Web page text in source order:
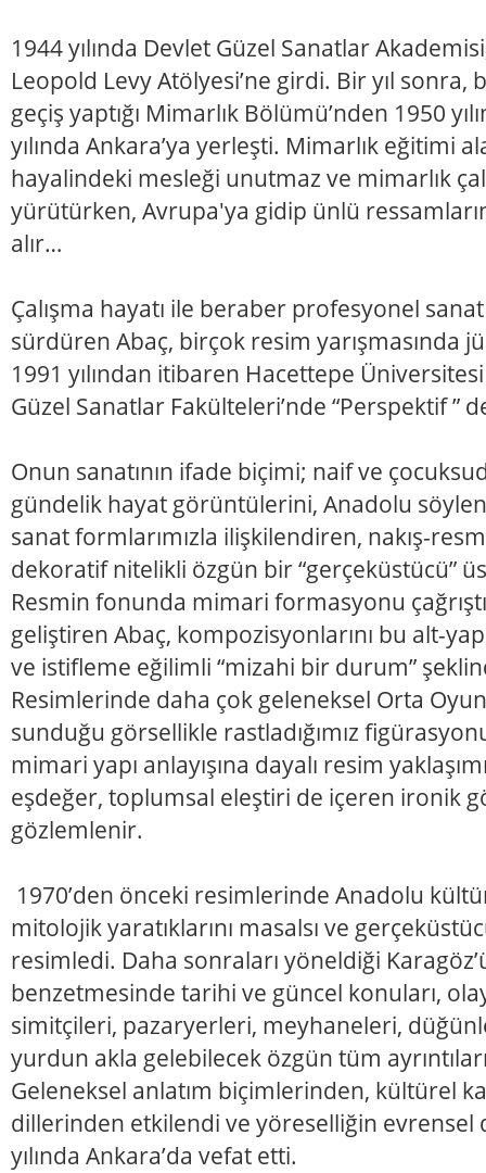
1944 yılında Devlet Güzel Sanatlar
Leopold Levy Atölyesi’ne girdi. Bir yıl sonra,
geçiş yaptığı Mimarlık Bölümü’nden 1950
yılında Ankara’ya yerleşti. Mimarlık eğitimi
hayalindeki mesleği unutmaz ve mimarlık
yürütürken, Avrupa'ya gidip ünlü
alır…
Çalışma hayatı ile beraber profesyonel
sürdüren Abaç, birçok resim yarışmasında
1991 yılından itibaren Hacettepe
Güzel Sanatlar Fakülteleri’nde “Perspektif ”
Onun sanatının ifade biçimi; naif ve
gündelik hayat görüntülerini, Anadolu
sanat formlarımızla ilişkilendiren, nakış-
dekoratif nitelikli özgün bir “gerçeküstücü”
Resmin fonunda mimari formasyonu
geliştiren Abaç, kompozisyonlarını bu alt-
ve istifleme eğilimli “mizahi bir durum”
Resimlerinde daha çok geleneksel Orta
sunduğu görsellikle rastladığımız
mimari yapı anlayışına dayalı resim
eşdeğer, toplumsal eleştiri de içeren ironik
gözlemlenir.
1970’den önceki resimlerinde Anadolu
mitolojik yaratıklarını masalsı ve
resimledi. Daha sonraları yöneldiği
benzetmesinde tarihi ve güncel konuları,
simitçileri, pazaryerleri, meyhaneleri,
yurdun akla gelebilecek özgün tüm
Geleneksel anlatım biçimlerinden, kültürel
dillerinden etkilendi ve yöreselliğin evrensel
yılında Ankara’da vefat etti.